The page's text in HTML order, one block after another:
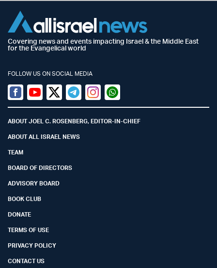
Covering news and events impacting Israel & the Middle East
for the Evangelical world
FOLLOW US ON SOCIAL MEDIA
Facebook
YoutubeTwitter (X)
TelegramInstagramWhatsapp
ABOUT JOEL C. ROSENBERG, EDITOR-IN-CHIEF
ABOUT ALL ISRAEL NEWS
TEAM
BOARD OF DIRECTORS
ADVISORY BOARD
BOOK CLUB
DONATE
TERMS OF USE
PRIVACY POLICY
CONTACT US